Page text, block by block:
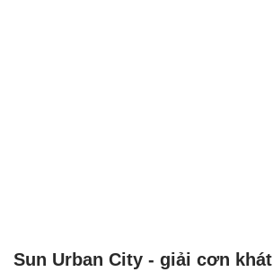
Sun Urban City - giải cơn